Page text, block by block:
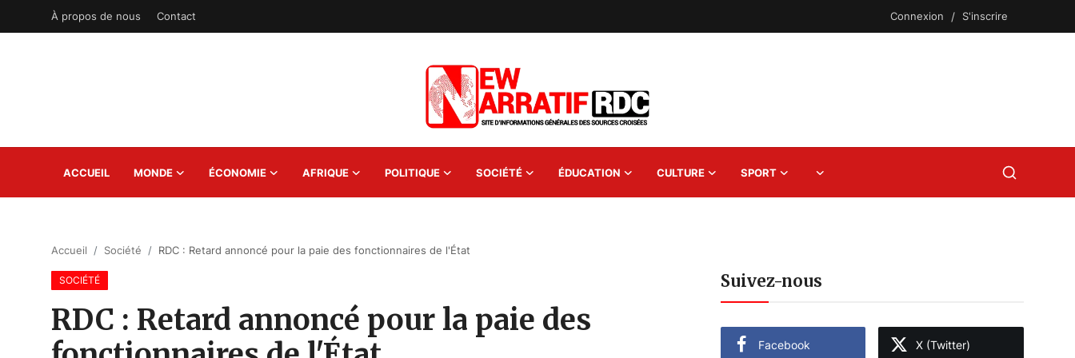
À propos de nous Contact Connexion / S'inscrire
ACCUEIL MONDE ÉCONOMIE AFRIQUE POLITIQUE SOCIÉTÉ ÉDUCATION CULTURE SPORT
Accueil
Monde
Économie
Afrique
Accueil Société RDC : Retard annoncé pour la paie des fonctionnaires de l'État
SOCIÉTÉ
RDC : Retard annoncé pour la paie des
Suivez-nous
Facebook X (Twitter)